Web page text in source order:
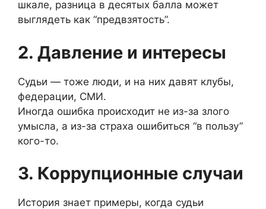
шкале, разница в десятых балла может
выглядеть как “предвзятость”.
2. Давление и интересы
Судьи — тоже люди, и на них давят клубы,
федерации, СМИ.
Иногда ошибка происходит не из-за злого
умысла, а из-за страха ошибиться “в пользу”
кого-то.
3. Коррупционные случаи
История знает примеры, когда судьи